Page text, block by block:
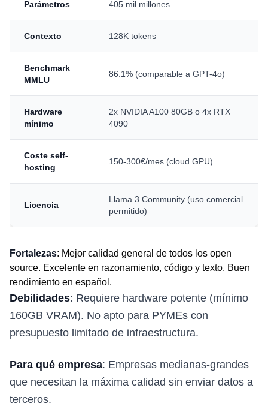
Parámetros 405 mil millones
Contexto 128K tokens
Benchmark
MMLU
86.1% (comparable a GPT-4o)
Hardware
mínimo
2x NVIDIA A100 80GB o 4x RTX
4090
Coste self-
hosting
150-300€/mes (cloud GPU)
Licencia
Llama 3 Community (uso comercial
permitido)
Fortalezas: Mejor calidad general de todos los open
source. Excelente en razonamiento, código y texto. Buen
rendimiento en español.
Debilidades: Requiere hardware potente (mínimo
160GB VRAM). No apto para PYMEs con
presupuesto limitado de infraestructura.
Para qué empresa: Empresas medianas-grandes
que necesitan la máxima calidad sin enviar datos a
terceros.